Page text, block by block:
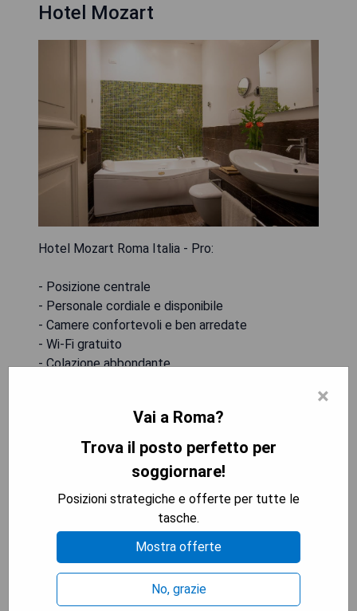
Hotel Mozart
Hotel Mozart Roma Italia - Pro:
- Posizione centrale
- Personale cordiale e disponibile
- Camere confortevoli e ben arredate
- Wi-Fi gratuito
- Colazione abbondante
- Rumori provenienti dalla strada
- Alcune camere potrebbero essere piccole
- Prezzi leggermente elevati
MOSTRA I PREZZI
Fly Decó Hotel (Lido di Ostia)
×
Vai a Roma?
Trova il posto perfetto per
soggiornare!
Posizioni strategiche e offerte per tutte le
tasche.
Mostra offerte
No, grazie